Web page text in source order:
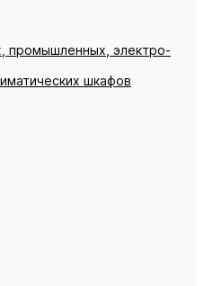
промышленных, электро-
шкафов